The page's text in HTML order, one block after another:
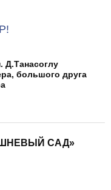
Д.Танасоглу
большого друга